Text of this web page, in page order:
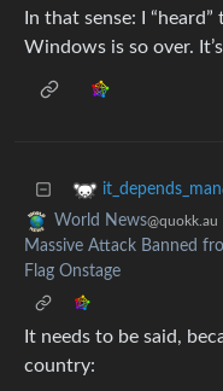
In that sense: I
Windows is so over.
it_depends_man
World News@quokk.au
Massive Attack Banned
Flag Onstage
It needs to be said,
country: